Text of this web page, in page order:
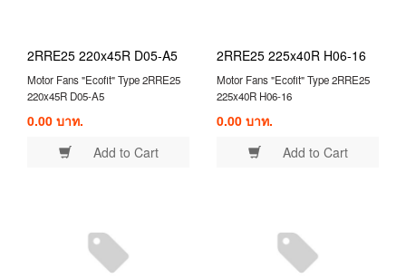
2RRE25 220x45R D05-A5
Motor Fans "Ecofit" Type 2RRE25
220x45R D05-A5
0.00 บาท.
Add to Cart
2RRE25 225x40R H06-16
Motor Fans "Ecofit" Type 2RRE25
225x40R H06-16
0.00 บาท.
Add to Cart